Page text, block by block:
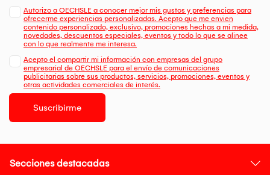
Autorizo a OECHSLE a conocer mejor mis gustos y preferencias para
ofrecerme experiencias personalizadas. Acepto que me envien
contenido personalizado, exclusivo, promociones hechas a mi medida,
novedades, descuentos especiales, eventos y todo lo que se alinee
con lo que realmente me interesa.
Acepto el compartir mi información con empresas del grupo
empresarial de OECHSLE para el envío de comunicaciones
publicitarias sobre sus productos, servicios, promociones, eventos y
otras actividades comerciales de interés.
Suscribirme
Secciones destacadas